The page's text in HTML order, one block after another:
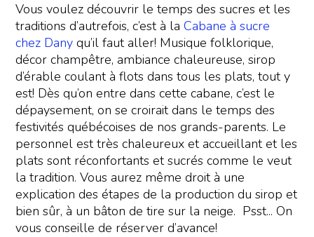
Vous voulez découvrir le temps des sucres et les
traditions d’autrefois, c’est à laCabane à sucre
chez Dany qu’il faut aller! Musique folklorique,
décor champêtre, ambiance chaleureuse, sirop
d’érable coulant à flots dans tous les plats, tout y
est! Dès qu’on entre dans cette cabane, c’est le
dépaysement, on se croirait dans le temps des
festivités québécoises de nos grands-parents. Le
personnel est très chaleureux et accueillant et les
plats sont réconfortants et sucrés comme le veut
la tradition. Vous aurez même droit à une
explication des étapes de la production du sirop et
bien sûr, à un bâton de tire sur la neige. Psst... On
vous conseille de réserver d’avance!